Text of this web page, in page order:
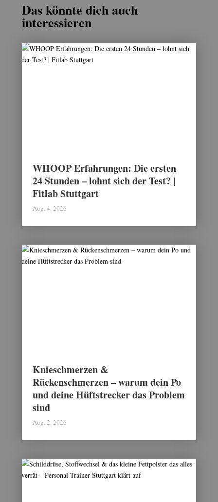
Das könnte dich auch
interessieren
WHOOP Erfahrungen: Die ersten
24 Stunden – lohnt sich der Test? |
Fitlab Stuttgart
Aug. 4, 2026
Knieschmerzen &
Rückenschmerzen – warum dein Po
und deine Hüftstrecker das Problem
sind
Aug. 2, 2026